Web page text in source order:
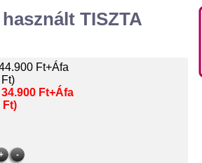
TISZTA
Ft+Áfa
34.900 Ft+Áfa
Ft)